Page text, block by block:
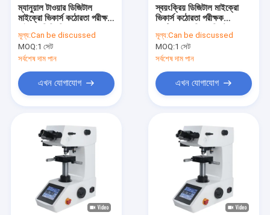
ম্যানুয়াল টাওয়ার ডিজিটাল
মাইক্রো ভিকার্স কঠোরতা পরীক্ষক
মূল্য:Can be discussed
MOQ:1 সেট
সর্বশেষ দাম পান
এখন যোগাযোগ
স্বয়ংক্রিয় ডিজিটাল মাইক্রো
ভিকার্স কঠোরতা পরীক্ষক
মূল্য:Can be discussed
MOQ:1 সেট
সর্বশেষ দাম পান
এখন যোগাযোগ